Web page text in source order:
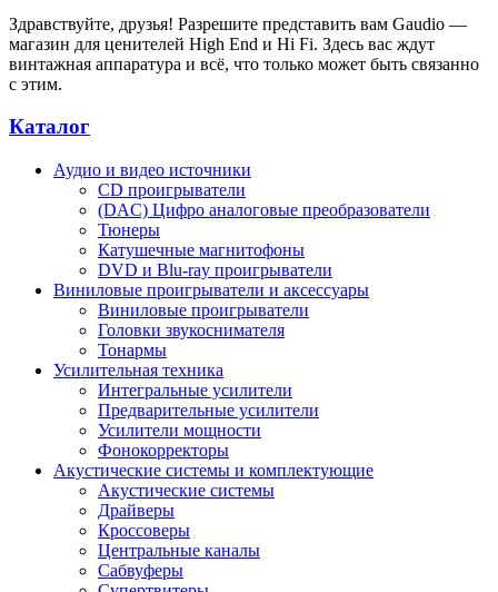
Здравствуйте, друзья! Разрешите представить вам Gaudio —
магазин для ценителей High End и Hi Fi. Здесь вас ждут
винтажная аппаратура и всё, что только может быть связанно
с этим.
Каталог
Аудио и видео источники
CD проигрыватели
(DAC) Цифро аналоговые преобразователи
Тюнеры
Катушечные магнитофоны
DVD и Blu-ray проигрыватели
Виниловые проигрыватели и аксессуары
Виниловые проигрыватели
Головки звукоснимателя
Тонармы
Усилительная техника
Интегральные усилители
Предварительные усилители
Усилители мощности
Фонокорректоры
Акустические системы и комплектующие
Акустические системы
Драйверы
Кроссоверы
Центральные каналы
Сабвуферы